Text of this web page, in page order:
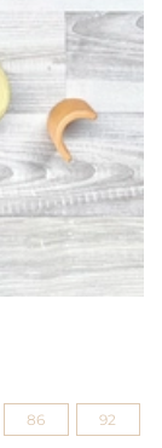
86 92